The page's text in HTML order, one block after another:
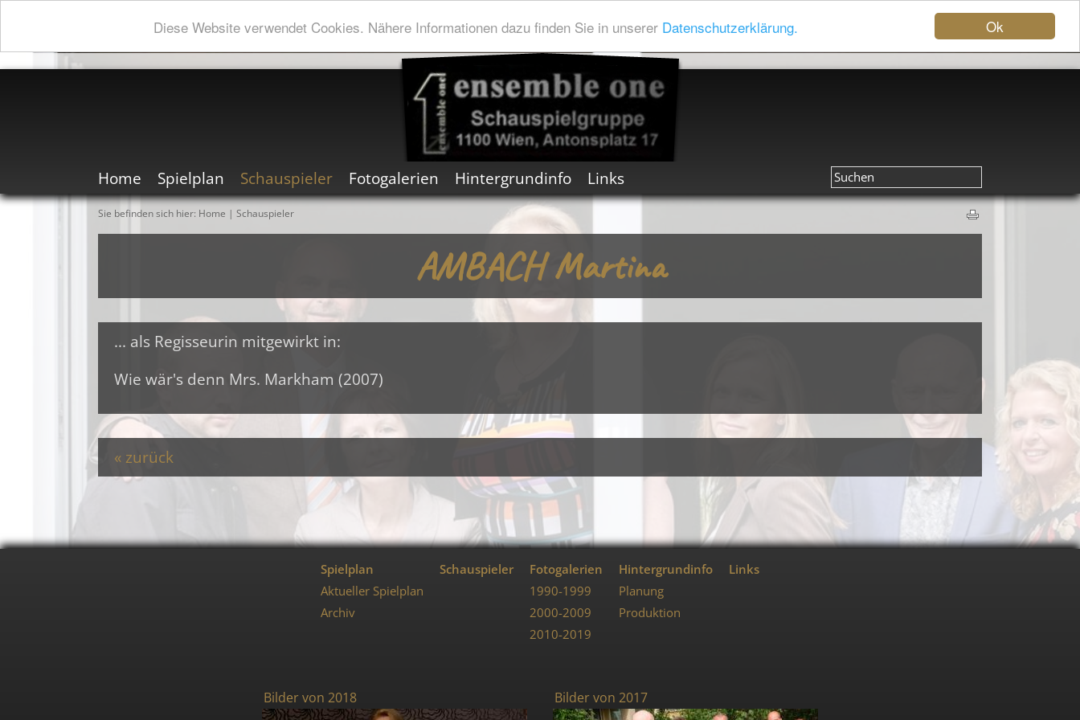
Ok
Diese Website verwendet Cookies. Nähere Informationen dazu finden Sie in unserer Datenschutzerklärung.
Home Spielplan Schauspieler Fotogalerien Hintergrundinfo Links
Sie befinden sich hier: Home | Schauspieler
AMBACH Martina
... als Regisseurin mitgewirkt in:
Wie wär's denn Mrs. Markham (2007)
zurück
Spielplan
Aktueller Spielplan
Archiv
Schauspieler
Fotogalerien
1990-1999
2000-2009
2010-2019
Hintergrundinfo
Planung
Produktion
Links
Bilder von 2018 Bilder von 2017